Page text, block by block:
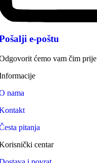
e-poštu
ćemo vam čim prije
nama
pitanja
centar